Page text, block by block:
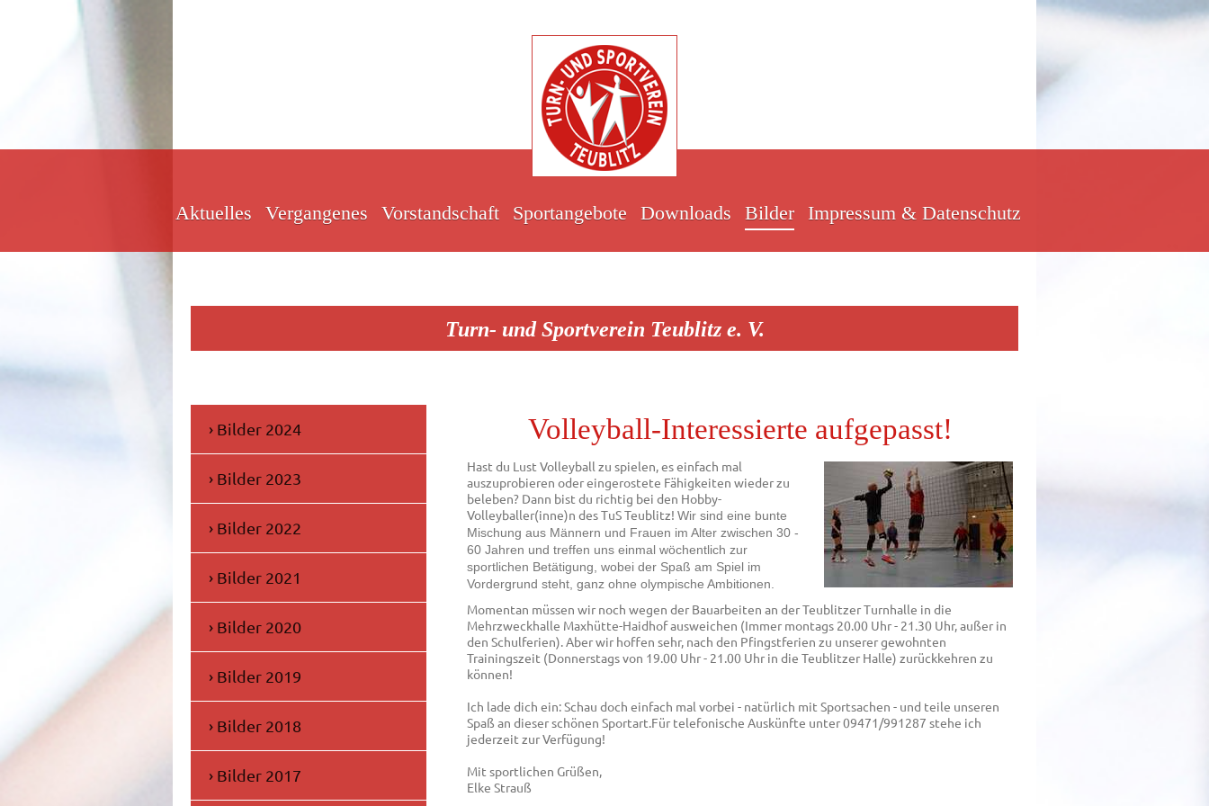
Aktuelles Vergangenes Vorstandschaft Sportangebote Downloads Bilder Impressum & Datenschutz
Turn- und Sportverein Teublitz e. V.
Volleyball-Interessierte aufgepasst!
Hast du Lust Volleyball zu spielen, es einfach mal
auszuprobieren oder eingerostete Fähigkeiten wieder zu
beleben? Dann bist du richtig bei den Hobby-
Volleyballer(inne)n des TuS Teublitz!Wir sind eine bunte
Mischung aus Männern und Frauen im Alter zwischen 30 -
60 Jahren und treffen uns einmal wöchentlich zur
sportlichen Betätigung, wobei der Spaß am Spiel im
Vordergrund steht, ganz ohne olympische Ambitionen.
Momentan müssen wir noch wegen der Bauarbeiten an der Teublitzer Turnhalle in die
Mehrzweckhalle Maxhütte-Haidhof ausweichen (Immer montags 20.00 Uhr - 21.30 Uhr, außer in
den Schulferien).Aber wir hoffen sehr, nach den Pfingstferien zu unserer gewohnten
Trainingszeit (Donnerstags von 19.00 Uhr - 21.00 Uhr in die Teublitzer Halle)zurückkehren zu
können!
Ich lade dich ein: Schau doch einfach mal vorbei - natürlich mit Sportsachen - und teile unseren
Spaß an dieser schönen Sportart.Für telefonische Auskünfte unter 09471/991287 stehe ich
jederzeit zur Verfügung!
Mit sportlichen Grüßen,
Elke Strauß
Bilder 2024
Bilder 2023
Bilder 2022
Bilder 2021
Bilder 2020
Bilder 2019
Bilder 2018
Bilder 2017